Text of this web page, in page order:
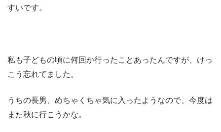
すいです。
私も子どもの頃に何回か行ったことあったんですが、けっ
こう忘れてました。
うちの長男、めちゃくちゃ気に入ったようなので、今度は
また秋に行こうかな。